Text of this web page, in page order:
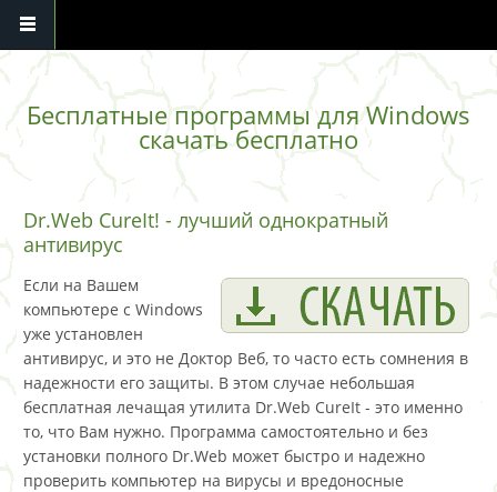
Перейти к основному содержанию
Бесплатные программы для Windows
скачать бесплатно
Dr.Web CureIt! - лучший однократный
антивирус
Если на Вашем
компьютере с Windows
уже установлен
антивирус, и это не Доктор Веб, то часто есть сомнения в
надежности его защиты. В этом случае небольшая
бесплатная лечащая утилита Dr.Web CureIt - это именно
то, что Вам нужно. Программа самостоятельно и без
установки полного Dr.Web может быстро и надежно
проверить компьютер на вирусы и вредоносные